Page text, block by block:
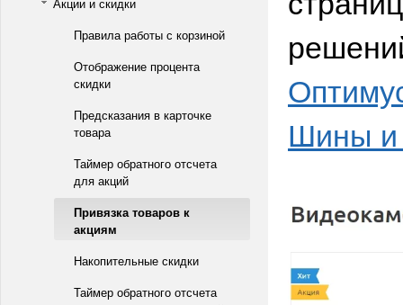
Правила работы с корзиной
Отображение процента
скидки
Предсказания в карточке
товара
Таймер обратного отсчета
для акций
Привязка товаров к
акциям
Накопительные скидки
Таймер обратного отсчета
Шины и